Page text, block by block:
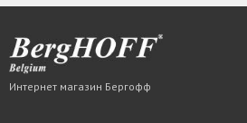
Интернет магазин Бергофф